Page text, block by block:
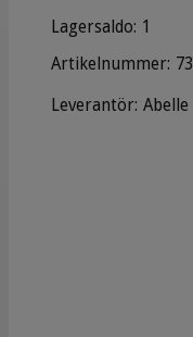
Lagersaldo: 1
Artikelnummer:
Leverantör: Abelle